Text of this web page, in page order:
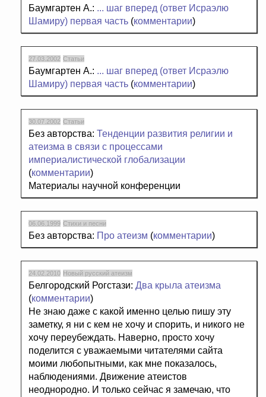
Баумгартен А.: ... шаг вперед (ответ Исраэлю
Шамиру) первая часть (комментарии)
27.03.2002 Статьи
Баумгартен А.: ... шаг вперед (ответ Исраэлю
Шамиру) первая часть (комментарии)
30.07.2002 Статьи
Без авторства: Тенденции развития религии и
атеизма в связи с процессами
империалистической глобализации
(комментарии)
Материалы научной конференции
06.06.1999 Стихи и песни
Без авторства: Про атеизм (комментарии)
24.02.2010 Новый русский атеизм
Белгородский Рогстази: Два крыла атеизма
(комментарии)
Не знаю даже с какой именно целью пишу эту
заметку, я ни с кем не хочу и спорить, и никого не
хочу переубеждать. Наверно, просто хочу
поделится с уважаемыми читателями сайта
моими любопытными, как мне показалось,
наблюдениями. Движение атеистов
неоднородно. И только сейчас я замечаю, что